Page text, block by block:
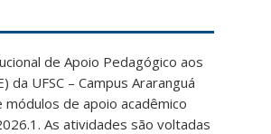
de Apoio Pedagógico aos
da UFSC – Campus Araranguá
de apoio acadêmico
As atividades são voltadas